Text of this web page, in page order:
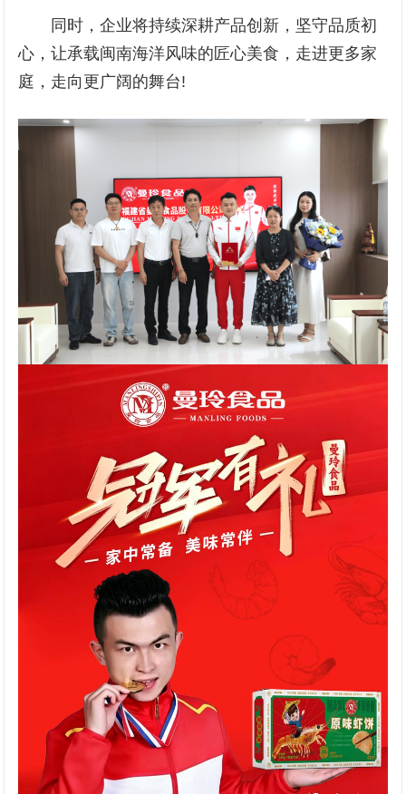
同时，企业将持续深耕产品创新，坚守品质初
心，让承载闽南海洋风味的匠心美食，走进更多家
庭，走向更广阔的舞台!